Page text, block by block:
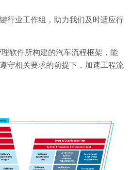
行业工作组，助力我们及时适应行
软件所构建的汽车流程框架，能
守相关要求的前提下，加速工程流